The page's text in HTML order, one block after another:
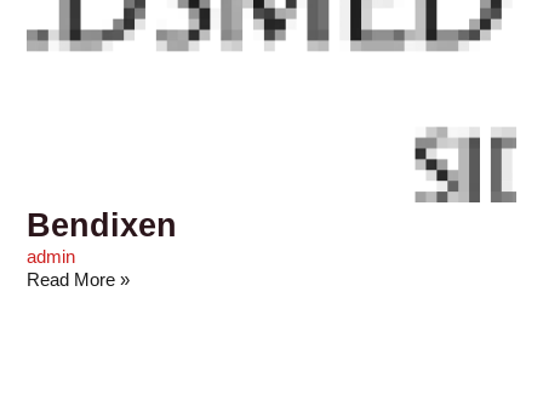
Bendixen
admin
Read More »